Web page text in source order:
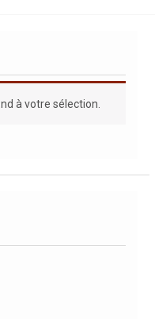
à votre sélection.